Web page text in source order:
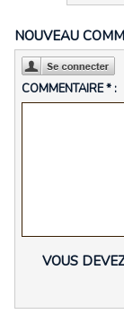
NOUVEAU
COMMENTAIRE * :
VOUS